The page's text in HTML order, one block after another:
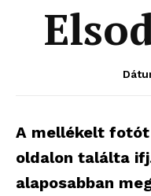
A mellékelt
oldalon találta
alaposabban